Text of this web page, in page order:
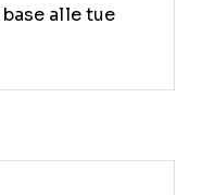
alle tue